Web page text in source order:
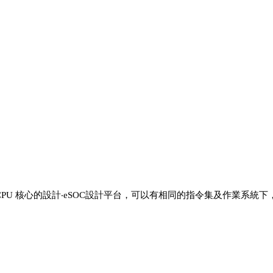
核心的設計‧eSOC設計平台，可以有相同的指令集及作業系統下